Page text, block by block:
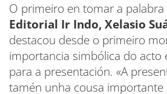
O primeiro en tomar a
Editorial Ir Indo, Xelasio
destacou desde o primeiro
importancia simbólica do acto
para a presentación. «A
tamén unha cousa importante